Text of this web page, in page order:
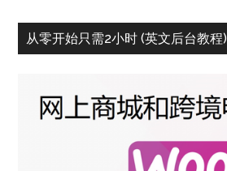
从零开始只需2小时 (英文后台教程)